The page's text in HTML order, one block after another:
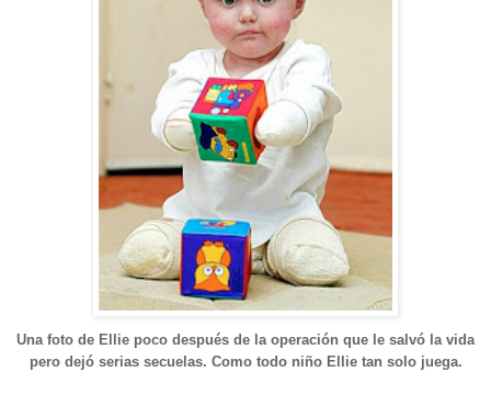
Una foto de Ellie poco después de la operación que le salvó la vida
pero dejó serias secuelas. Como todo niño Ellie tan solojuega.